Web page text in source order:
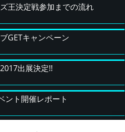
王決定戦参加までの流れ
GETキャンペーン
出展決定!!
ント開催レポート
のおしらせ